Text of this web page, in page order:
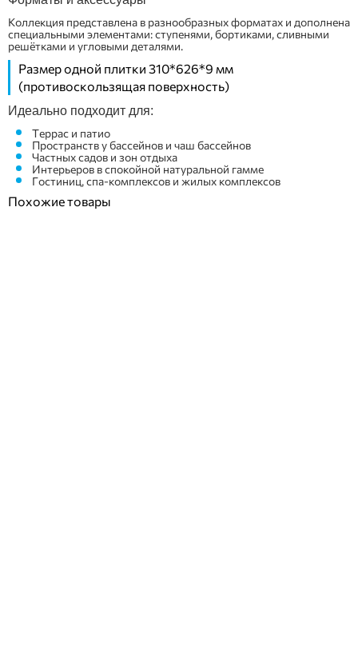
Коллекция представлена в разнообразных форматах и дополнена
специальными элементами: ступенями, бортиками, сливными
решётками и угловыми деталями.
Размер одной плитки 310*626*9 мм
(противоскользящая поверхность)
Идеально подходит для:
Террас и патио
Пространств у бассейнов и чаш бассейнов
Частных садов и зон отдыха
Интерьеров в спокойной натуральной гамме
Гостиниц, спа-комплексов и жилых комплексов
Похожие товары